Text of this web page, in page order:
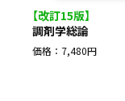
【改訂15版】
調剤学総論
価格：7,480円